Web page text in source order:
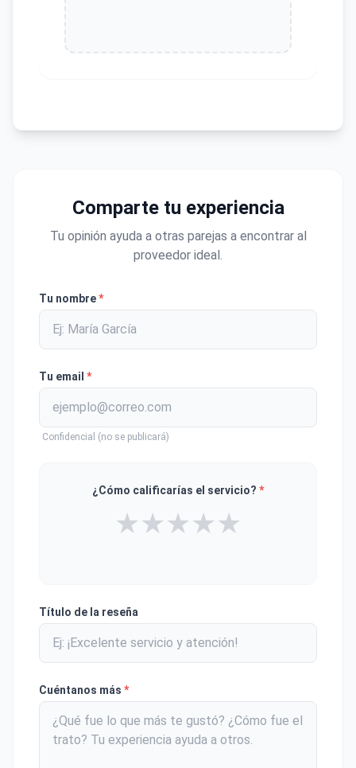
Comparte tu experiencia
Tu opinión ayuda a otras parejas a encontrar al
proveedor ideal.
Tu nombre*
Tu email *
Confidencial (no se publicará)
¿Cómo calificarías el servicio? *
★
★
★
★
★
Título de la reseña
Cuéntanos más *